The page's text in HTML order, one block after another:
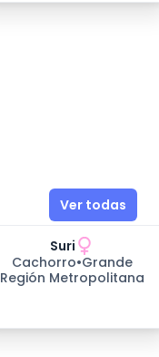
Ver todas
Suri
Cachorro•Grande
Región Metropolitana